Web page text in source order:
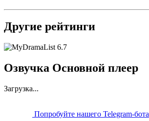
Другие рейтинги
6.7
Озвучка Основной плеер
Загрузка...
Попробуйте нашего Telegram-бота